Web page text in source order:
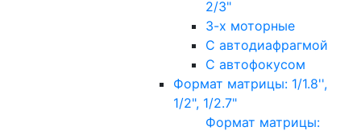
2/3"
3-х моторные
С автодиафрагмой
С автофокусом
Формат матрицы: 1/1.8'',
1/2", 1/2.7"
Формат матрицы: